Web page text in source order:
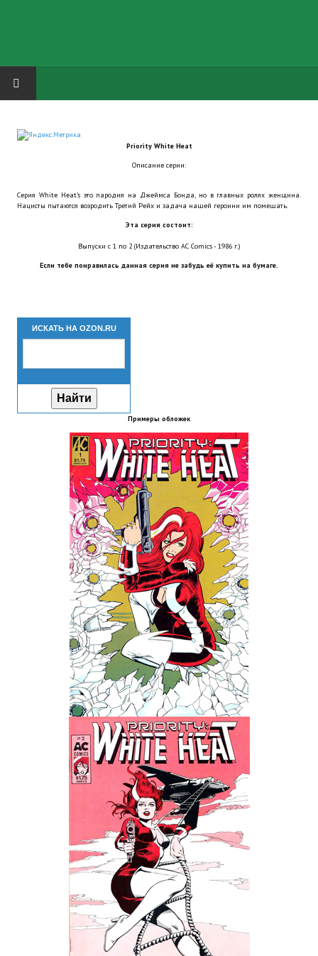
Теневой кардинал для Обливиона
Aliens vs Predator 2 (Русские субтитры)
Новый ГГ
Теневой кардинал для Скайрима
Работы Alexandra10
Kitana HGEC
Apella CBBE SSE BodySlide (with Physics)
Apella 2.0 CBBE SSE BodySlide (with Physics)
Kitana CBBE SSE BodySlide (with Physics)
Nekomimi
New Light Skyrim SE
SB Corset Armor CBBE SSE BodySlide (with Physics)
Wedding Wear CBBE SSE BodySlide (with Physics)
Работы Тестера 55
Наёмный оборотень
Небесный воин
Немного героев меча и магии
Расширенная версия Х3
REBalance
Работы Kuroneko
Doom 3 Remaster Fan Edition
X2 - The Threat Remaster Fan Edition
Quake III Arena Remaster Fan Edition
Priority White Heat
Описание серии:
Серия White Heat’s это пародия на Джеймса Бонда, но в главных ролях женщина.
Нацисты пытаются возродить Третий Рейх и задача нашей героини им помешать.
Эта серия состоит:
Выпуски с 1 по 2 (Издательство AC Comics - 1986 г.)
Если тебе понравилась данная серия не забудь её купить на бумаге.
ИСКАТЬ НА OZON.RU
Примеры обложек